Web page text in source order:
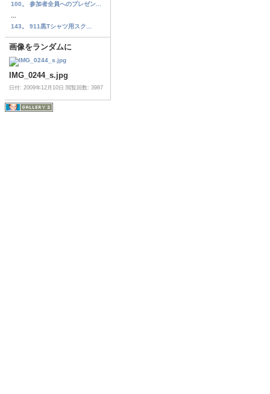
100。 参加者全員へのプレゼン...
143。 911黒Tシャツ用スク...
画像をランダムに
IMG_0244_s.jpg
日付: 2009年12月10日 閲覧回数: 3987